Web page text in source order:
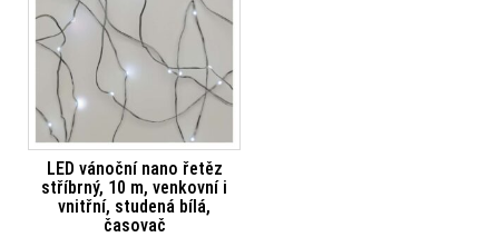
LED vánoční nano řetěz
stříbrný, 10 m, venkovní i
vnitřní, studená bílá,
časovač